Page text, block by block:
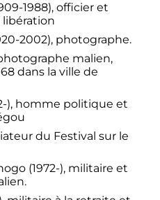
1988), officier et
2002), photographe.
malien,
dans la ville de
), homme politique et
du Festival sur le
(1972-), militaire et